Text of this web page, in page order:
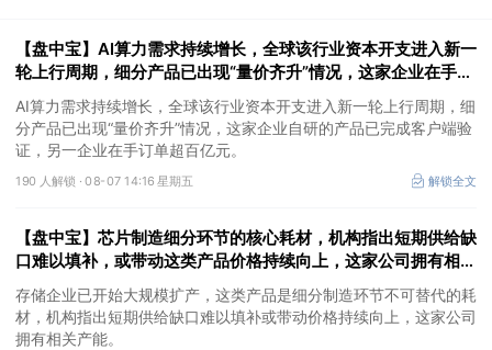
【盘中宝】AI算力需求持续增长，全球该行业资本开支进入新一
轮上行周期，细分产品已出现“量价齐升”情况，这家企业在手订
单超百亿元
AI算力需求持续增长，全球该行业资本开支进入新一轮上行周期，细
分产品已出现“量价齐升”情况，这家企业自研的产品已完成客户端验
证，另一企业在手订单超百亿元。
190 人解锁 ·08-07 14:16 星期五 解锁全文
【盘中宝】芯片制造细分环节的核心耗材，机构指出短期供给缺
口难以填补，或带动这类产品价格持续向上，这家公司拥有相关
产能
存储企业已开始大规模扩产，这类产品是细分制造环节不可替代的耗
材，机构指出短期供给缺口难以填补或带动价格持续向上，这家公司
拥有相关产能。